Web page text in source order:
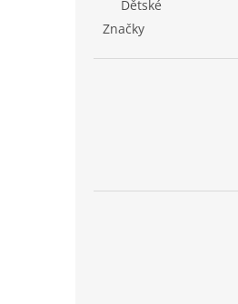
Dětské
Značky